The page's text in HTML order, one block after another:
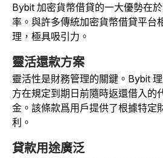
Bybit 加密貨幣借貸的一大優勢在
率。與許多傳統加密貨幣借貸平台
理，極具吸引力。
靈活還款方案
靈活性是財務管理的關鍵。Bybit
方在規定到期日前隨時返還借入的
金。該條款爲用戶提供了根據特定
利。
貸款用途廣泛